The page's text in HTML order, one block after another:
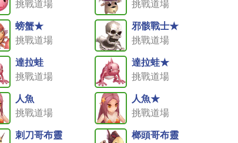
挑戰道場
挑戰道場
螃蟹★
挑戰道場
邪骸戰士★
挑戰道場
達拉蛙
挑戰道場
達拉蛙★
挑戰道場
人魚
挑戰道場
人魚★
挑戰道場
刺刀哥布靈
榔頭哥布靈